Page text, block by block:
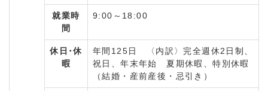
就業時
間
9:00～18:00
休日･休
暇
年間125日 〈内訳〉完全週休2日制、
祝日、年末年始 夏期休暇、特別休暇
（結婚・産前産後・忌引き）